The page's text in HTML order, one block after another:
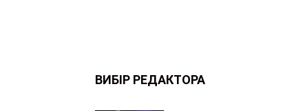
ВИБІР РЕДАКТОРА